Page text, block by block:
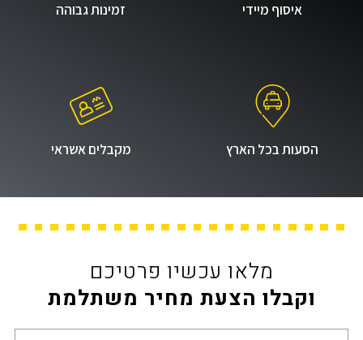
איסוף מיידי זמינות גבוהה
הסעות בכל הארץ מקבלים אשראי
מלאו עכשיו פרטיכם
וקבלו הצעת מחיר משתלמת